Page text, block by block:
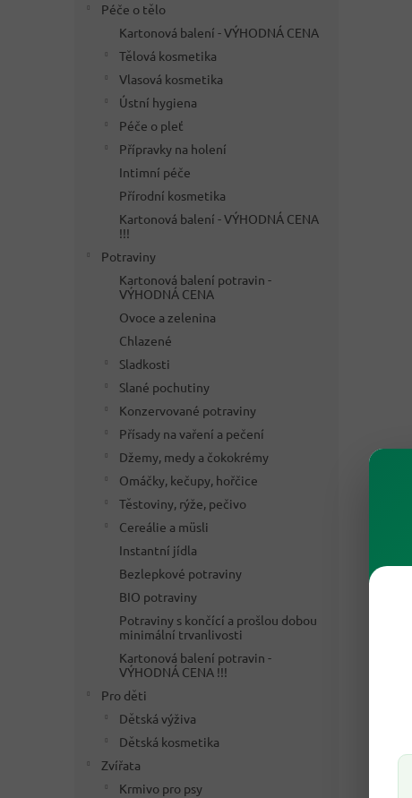
Péče o tělo
Kartonová balení - VÝHODNÁ CENA
Tělová kosmetika
Vlasová kosmetika
Ústní hygiena
Péče o pleť
Přípravky na holení
Intimní péče
Přírodní kosmetika
Kartonová balení - VÝHODNÁ CENA
!!!
Potraviny
Kartonová balení potravin -
VÝHODNÁ CENA
Ovoce a zelenina
Chlazené
Sladkosti
Slané pochutiny
Konzervované potraviny
Přísady na vaření a pečení
Džemy, medy a čokokrémy
Omáčky, kečupy, hořčice
Těstoviny, rýže, pečivo
Cereálie a müsli
Instantní jídla
Bezlepkové potraviny
BIO potraviny
Potraviny s končící a prošlou dobou
minimální trvanlivosti
Kartonová balení potravin -
VÝHODNÁ CENA !!!
Pro děti
Dětská výživa
Dětská kosmetika
Zvířata
Krmivo pro psy